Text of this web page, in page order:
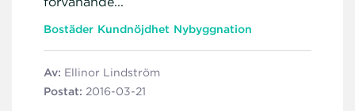
Bostäder Kundnöjdhet Nybyggnation
Av: Ellinor Lindström
Postat: 2016-03-21